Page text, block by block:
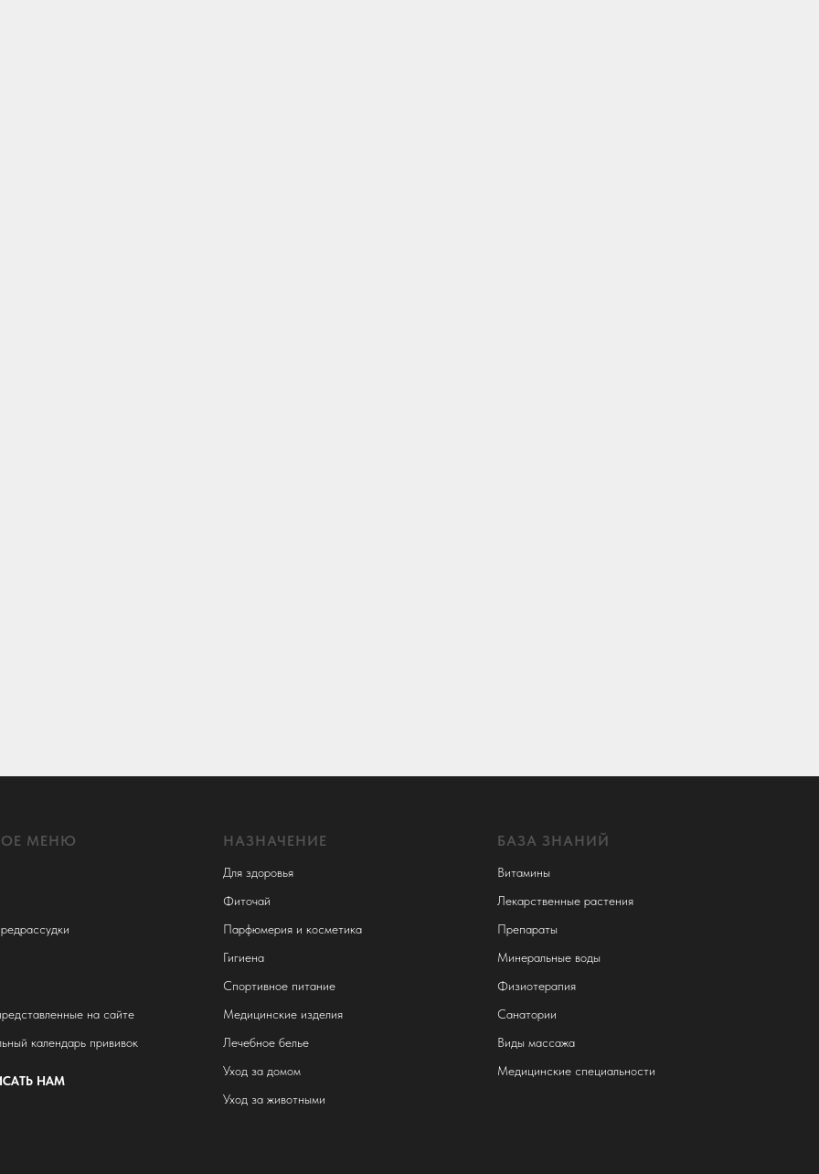
МЕНЮ
на сайте
календарь прививок
НАМ
НАЗНАЧЕНИЕ
Для здоровья
Фиточай
Парфюмерия и косметика
Гигиена
Спортивное питание
Медицинские изделия
Лечебное белье
Уход за домом
Уход за животными
БАЗА ЗНАНИЙ
Витамины
Лекарственные растения
Препараты
Минеральные воды
Физиотерапия
Санатории
Виды массажа
Медицинские специальности